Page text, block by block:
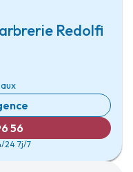
Redolfi
56
24 7j/7